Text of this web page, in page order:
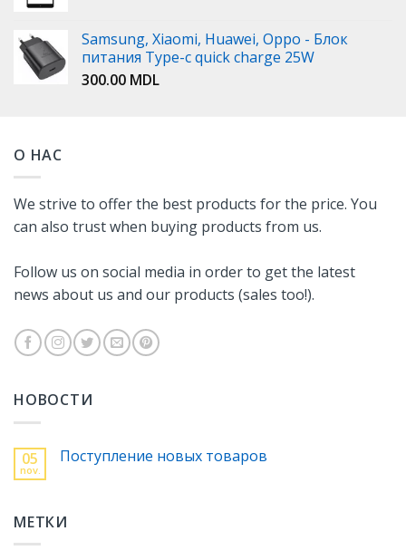
Samsung, Xiaomi, Huawei, Oppo - Блок
питания Type-c quick charge 25W
300.00 MDL
О НАС
We strive to offer the best products for the price. You
can also trust when buying products from us.
Follow us on social media in order to get the latest
news about us and our products (sales too!).
НОВОСТИ
05
nov.
Поступление новых товаров
МЕТКИ